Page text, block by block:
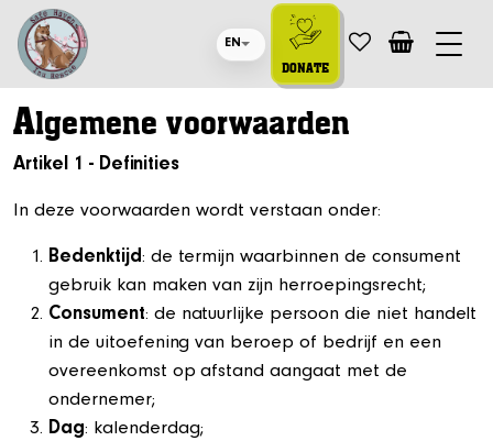
EN
DONATE
Algemene voorwaarden
Artikel 1 - Definities
In deze voorwaarden wordt verstaan onder:
Bedenktijd: de termijn waarbinnen de consument
gebruik kan maken van zijn herroepingsrecht;
Consument: de natuurlijke persoon die niet handelt
in de uitoefening van beroep of bedrijf en een
overeenkomst op afstand aangaat met de
ondernemer;
Dag: kalenderdag;